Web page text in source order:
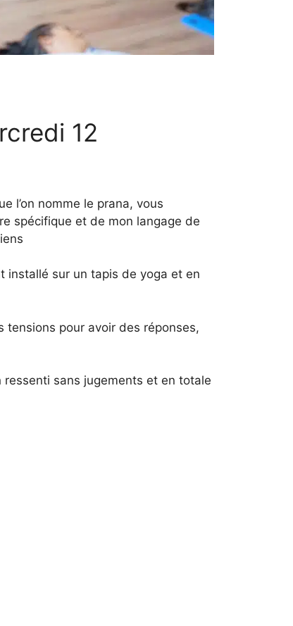
12
l’on nomme le prana, vous
spécifique et de mon langage de
installé sur un tapis de yoga et en
pour avoir des réponses,
sans jugements et en totale